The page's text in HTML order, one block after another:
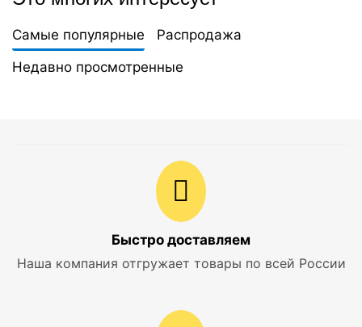
Самые популярные
Распродажа
Недавно просмотренные
Быстро доставляем
Наша компания отгружает товары по всей России